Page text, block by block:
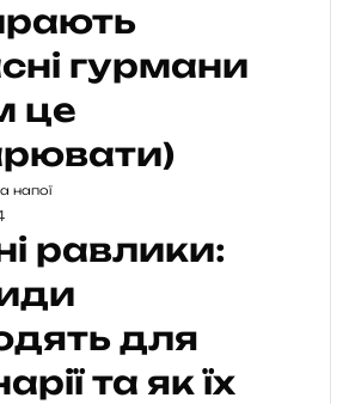
гурмани
це
напої
равлики:
для
та як їх